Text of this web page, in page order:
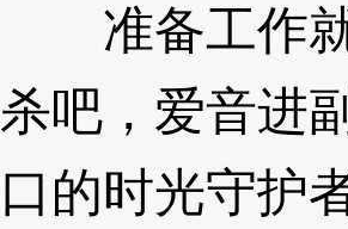
准备工作就
杀吧，爱音进
口的时光守护